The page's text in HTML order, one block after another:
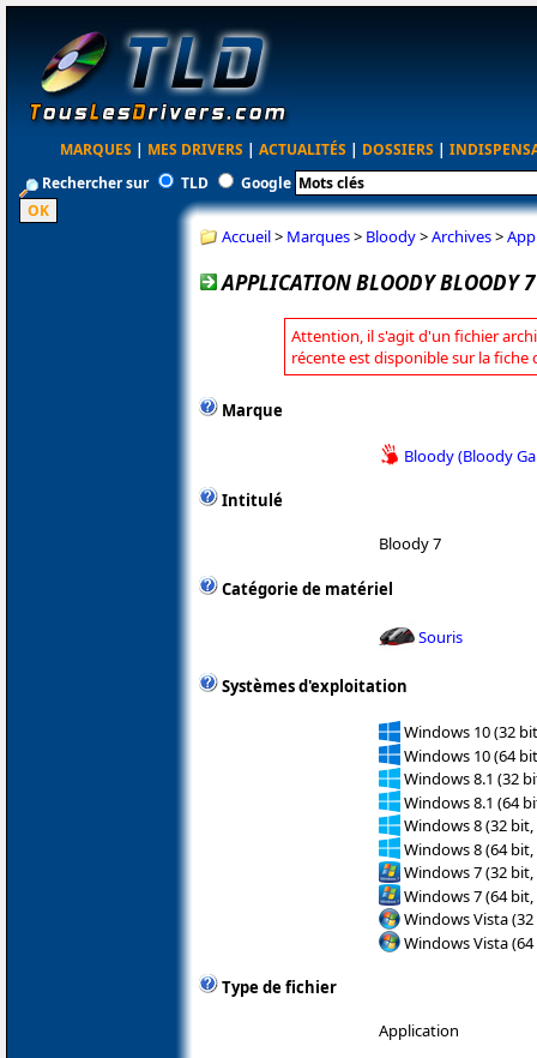
MARQUES | MES DRIVERS | ACTUALITÉS | DOSSIERS |
Rechercher sur
TLD Google
Accueil> Marques> Bloody>Archives>
APPLICATION BLOODY BLOODY
Attention, il s'agit d'un fichier
récente est disponible sur la fiche
Marque
Bloody (Bloody
Intitulé
Bloody 7
Catégorie de matériel
Souris
Systèmes d'exploitation
Windows 10 (32
Windows 10 (64
Windows 8.1 (32
Windows 8.1 (64
Windows 8 (32 bit,
Windows 8 (64 bit,
Windows 7 (32 bit,
Windows 7 (64 bit,
Windows Vista
Windows Vista
Type de fichier
Application